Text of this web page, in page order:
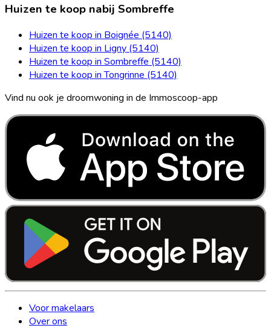
Huizen te koop nabij Sombreffe
Huizen te koop in Boignée (5140)
Huizen te koop in Ligny (5140)
Huizen te koop in Sombreffe (5140)
Huizen te koop in Tongrinne (5140)
Vind nu ook je droomwoning in de Immoscoop-app
Voor makelaars
Over ons